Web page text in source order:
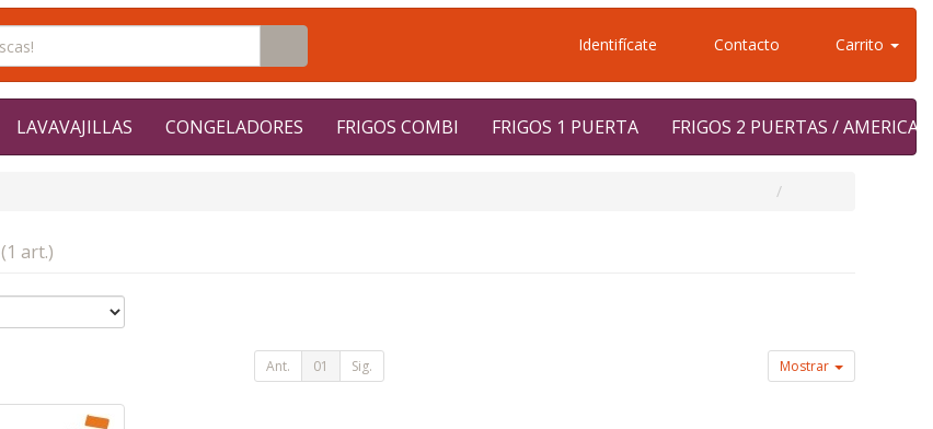
Identifícate Contacto Carrito
LAVAVAJILLAS CONGELADORES FRIGOS COMBI FRIGOS 1 PUERTA FRIGOS 2 PUERTAS /
(1 art.)
Ant. 01 Sig. Mostrar